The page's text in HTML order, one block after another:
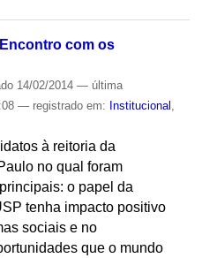
com os
14/02/2014 — última
— registrado em: Institucional
à reitoria da
no qual foram
o papel da
tenha impacto positivo
sociais e no
que o mundo